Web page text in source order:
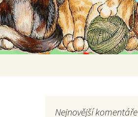
Nejnovější komentáře